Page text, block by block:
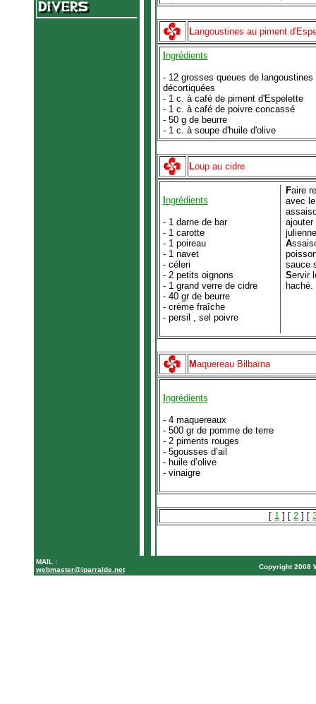
Langoustines au piment
ngrédients
- 12 grosses queues de langoustines
décortiquées
- 1 c. à café de piment d'Espelette
- 1 c. à café de poivre concassé
- 50 g de beurre
- 1 c. à soupe d'huile d'olive
Loup au cidre
ngrédients
- 1 darne de bar
- 1 carotte
- 1 poireau
- 1 navet
- céleri
- 2 petits oignons
- 1 grand verre de cidre
- 40 gr de beurre
- crème fraîche
- persil , sel poivre
Faire
avec
ajouter
A
sauce
Servir
haché.
Maquereau Bilbaïna
ngrédients
- 4 maquereaux
- 500 gr de pomme de terre
- 2 piments rouges
- 5gousses d’ail
- huile d’olive
- vinaigre
[ 1 ] [ 2 ] [
MAIL :
webmaster@iparralde.net
Copyright 2008